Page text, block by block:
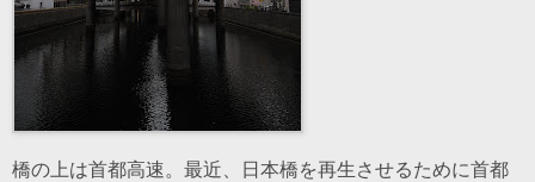
橋の上は首都高速。最近、日本橋を再生させるために首都